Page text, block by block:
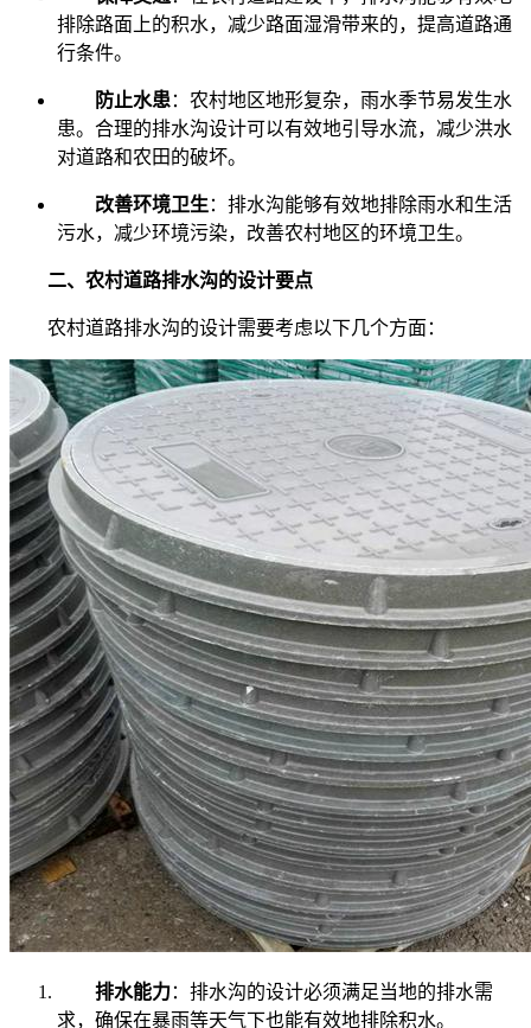
排除路面上的积水，减少路面湿滑带来的，提高道路通
行条件。
防止水患：农村地区地形复杂，雨水季节易发生水
患。合理的排水沟设计可以有效地引导水流，减少洪水
对道路和农田的破坏。
改善环境卫生：排水沟能够有效地排除雨水和生活
污水，减少环境污染，改善农村地区的环境卫生。
二、农村道路排水沟的设计要点
农村道路排水沟的设计需要考虑以下几个方面：
排水能力：排水沟的设计必须满足当地的排水需
求，确保在暴雨等天气下也能有效地排除积水。